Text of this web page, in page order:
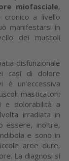
miofasciale,
cronico a livello
manifestarsi in
dei muscoli
disfunzionale
casi di dolore
un’eccessiva
masticatori:
e dolorabilità a
irradiata in
essere, inoltre,
e sono in
aree dure,
La diagnosi si